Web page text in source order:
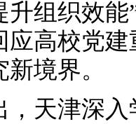
升组织效
应高校党
境界。
津深入